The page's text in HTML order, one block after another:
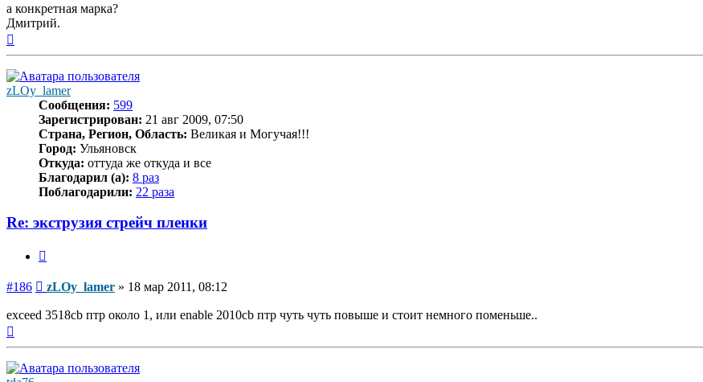
а конкретная марка?
Дмитрий.
zLOy_lamer
Сообщения: 599
Зарегистрирован: 21 авг 2009, 07:50
Страна, Регион, Область: Великая и Могучая!!!
Город: Ульяновск
Откуда: оттуда же откуда и все
Благодарил (а): 8 раз
Поблагодарили: 22 раза
Re: экструзия стрейч пленки
#186 Сообщение
zLOy_lamer » 18 мар 2011, 08:12
exceed 3518cb птр около 1, или enable 2010cb птр чуть чуть повыше и стоит немного поменьше..